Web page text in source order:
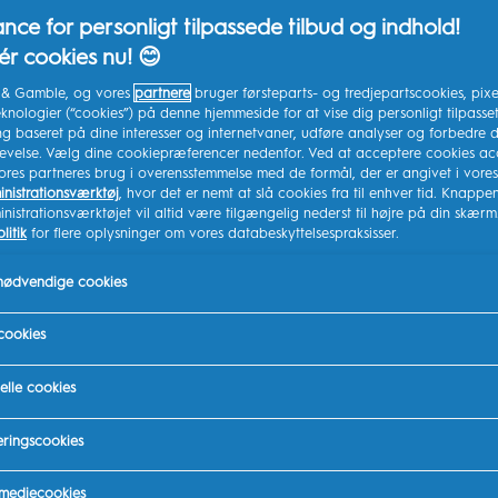
5
stjerner.
Den elektriske Oral-
designet i
tandlæger til børn fra
og effektiv børstning.
SE MERE
HØJDEPUNKTER
Vores bedste
huller, nænsom mod
samarbejde med og
Renere tænder på
Skånsom mod
SE MERE
for personligt tilpassede tilbud og indhold!
cookies nu! 😊
Gamble, og vores partnere bruger førsteparts- og tredjepartscookies,
(“cookies”) på denne hjemmeside for at vise dig personligt tilpasset
baseret på dine interesser og internetvaner, udføre analyser og forbedre
Vælg dine cookiepræferencer nedenfor. Ved at acceptere cookies
partneres brug i overensstemmelse med de formål, der er angivet i vores
, hvor det er nemt at slå cookies fra til enhver tid.
vil altid være tilgængelig nederst til højre på din
for flere oplysninger om vores databeskyttelsespraksisser.
cookies
cookies